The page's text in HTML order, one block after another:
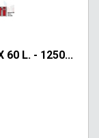
60 L. - 1250...